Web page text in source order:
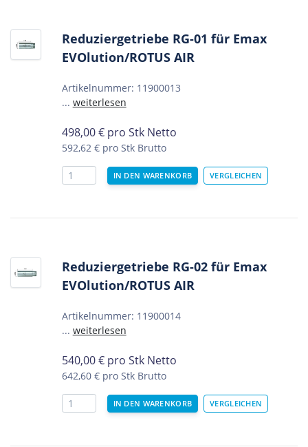
Reduziergetriebe RG-01 für Emax
EVOlution/ROTUS AIR
Artikelnummer: 11900013
... weiterlesen
498,00€ pro Stk Netto
592,62 € pro Stk Brutto
Reduziergetriebe RG-02 für Emax
EVOlution/ROTUS AIR
Artikelnummer: 11900014
... weiterlesen
540,00€ pro Stk Netto
642,60 € pro Stk Brutto